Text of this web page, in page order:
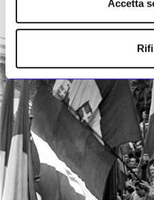
Accetta